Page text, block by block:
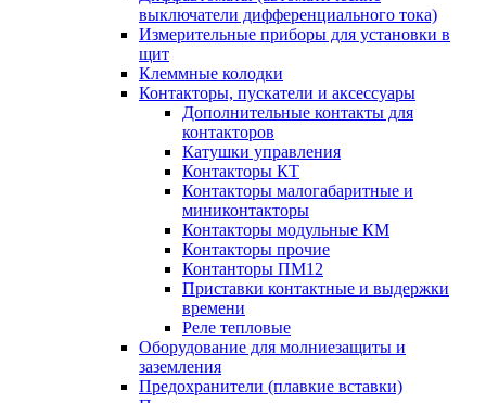
выключатели дифференциального тока)
Измерительные приборы для установки в
щит
Клеммные колодки
Контакторы, пускатели и аксессуары
Дополнительные контакты для
контакторов
Катушки управления
Контакторы КТ
Контакторы малогабаритные и
миниконтакторы
Контакторы модульные КМ
Контакторы прочие
Контанторы ПМ12
Приставки контактные и выдержки
времени
Реле тепловые
Оборудование для молниезащиты и
заземления
Предохранители (плавкие вставки)